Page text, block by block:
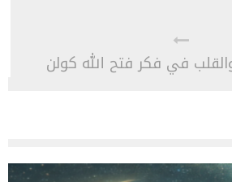
في فكر فتح الله كولن